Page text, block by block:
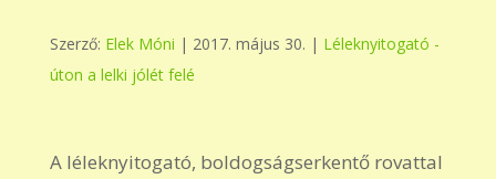
Szerző: Elek Móni | 2017. május 30. | Léleknyitogató -
úton a lelki jólét felé
A léleknyitogató, boldogságserkentő rovattal